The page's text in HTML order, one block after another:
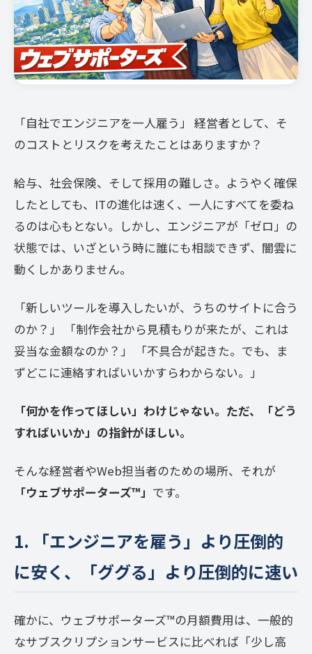
「自社でエンジニアを一人雇う」 経営者として、そ
のコストとリスクを考えたことはありますか？
給与、社会保険、そして採用の難しさ。ようやく確保
したとしても、ITの進化は速く、一人にすべてを委ね
るのは心もとない。しかし、エンジニアが「ゼロ」の
状態では、いざという時に誰にも相談できず、闇雲に
動くしかありません。
「新しいツールを導入したいが、うちのサイトに合う
のか？」 「制作会社から見積もりが来たが、これは
妥当な金額なのか？」 「不具合が起きた。でも、ま
ずどこに連絡すればいいかすらわからない。」
「何かを作ってほしい」わけじゃない。ただ、「どう
すればいいか」の指針がほしい。
そんな経営者やWeb担当者のための場所、それが
「ウェブサポーターズ™️」 です。
1. 「エンジニアを雇う」より圧倒的
に安く、「ググる」より圧倒的に速い
確かに、ウェブサポーターズ™️の月額費用は、一般的
なサブスクリプションサービスに比べれば「少し高